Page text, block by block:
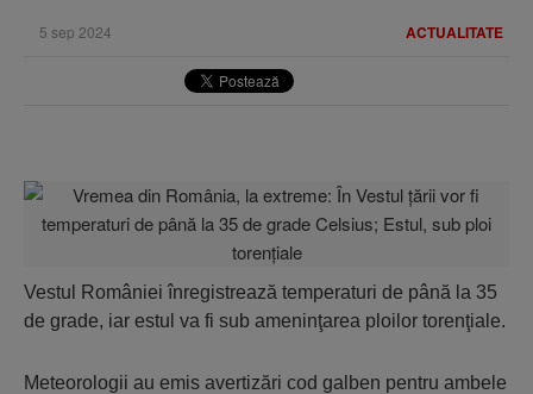
ACTUALITATE
5 sep 2024
Vestul României înregistrează temperaturi de până la 35
de grade, iar estul va fi sub ameninţarea ploilor torenţiale.
Meteorologii au emis avertizări cod galben pentru ambele